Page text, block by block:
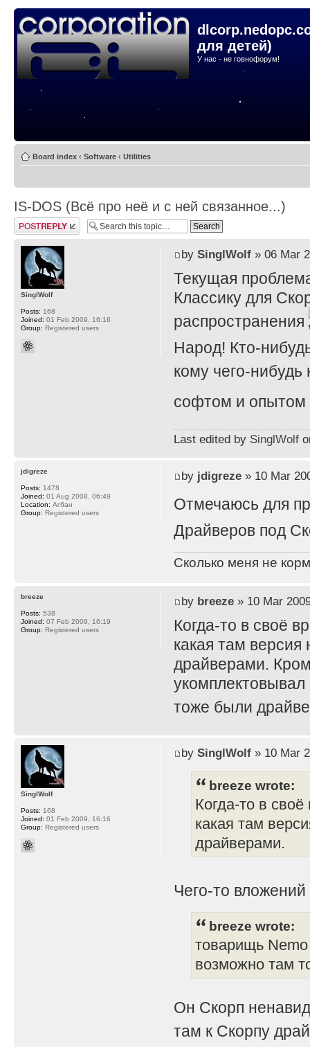
для детей)
У нас - не говнофорум!
Board index ‹ Software ‹ Utilities
IS-DOS (Всё про неё и с ней связанное...)
Post a reply
by SinglWolf» 06 Mar
Текущая
Классику для
распространения
Народ! Кто-
кому чего-
софтом и опытом
Last edited by SinglWolf
SinglWolf
Posts: 168
Joined: 01 Feb 2009, 16:16
Group: Registered users
by jdigreze» 10 Mar
Отмечаюсь для
Драйверов под
Сколько меня не
jdigreze
Posts: 1478
Joined: 01 Aug 2008, 06:49
Location: Агбан
Group: Registered users
by breeze» 10 Mar
Когда-то в своё
какая там
драйверами.
тоже были
breeze
Posts: 538
Joined: 07 Feb 2009, 16:19
Group: Registered users
by SinglWolf» 10 Mar
breeze wrote:
Когда-то в
какая там
драйверами.
Чего-то
breeze wrote:
товарищь
возможно там
Он Скорп
там к Скорпу
SinglWolf
Posts: 168
Joined: 01 Feb 2009, 16:16
Group: Registered users